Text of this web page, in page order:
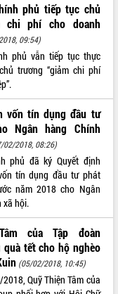
phủ tiếp tục chủ
chi phí cho doanh
09:54)
phủ vẫn tiếp tục thực
trương “giảm chi phí
vốn tín dụng đầu tư
Ngân hàng Chính
02/2018, 08:26)
phủ đã ký Quyết định
tín dụng đầu tư phát
năm 2018 cho Ngân
xã hội.
của Tập đoàn
quà tết cho hộ nghèo
(05/02/2018, 10:45)
Quỹ Thiện Tâm của